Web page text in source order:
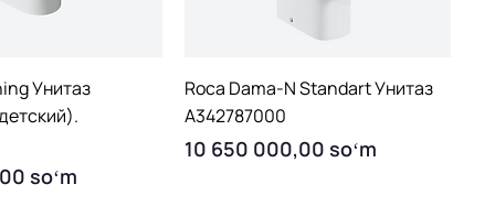
View
Унитаз
soʻm
Quick View
Roca Dama-N Standart Унитаз
A342787000
Price
10 650 000,00 soʻm